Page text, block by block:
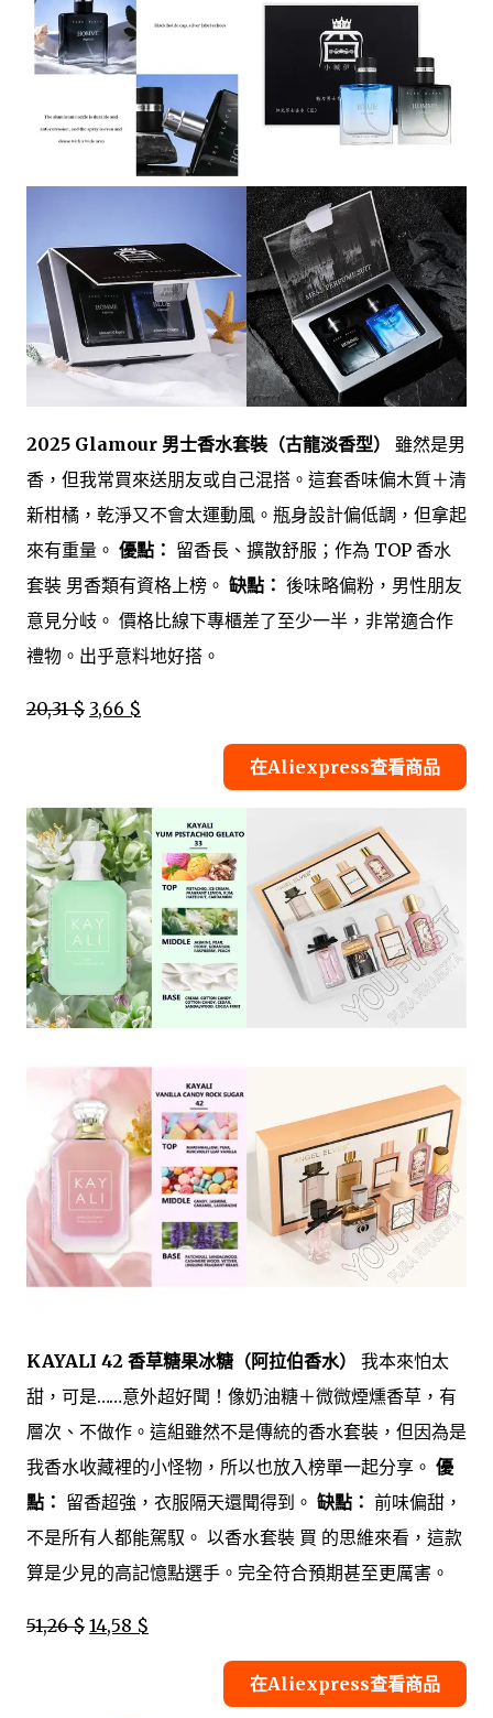
2025 Glamour 男士香水套裝（古龍淡香型）
雖然是男
香，但我常買來送朋友或自己混搭。這套香味偏木質＋清
新柑橘，乾淨又不會太運動風。瓶身設計偏低調，但拿起
來有重量。 優點： 留香長、擴散舒服；作為 TOP 香水
套裝 男香類有資格上榜。 缺點： 後味略偏粉，男性朋友
意見分岐。 價格比線下專櫃差了至少一半，非常適合作
禮物。出乎意料地好搭。
20,31 $ 3,66 $
在Aliexpress查看商品
KAYALI 42 香草糖果冰糖（阿拉伯香水）
我本來怕太
甜，可是……意外超好聞！像奶油糖＋微微煙燻香草，有
層次、不做作。這組雖然不是傳統的香水套裝，但因為是
我香水收藏裡的小怪物，所以也放入榜單一起分享。 優
點： 留香超強，衣服隔天還聞得到。 缺點： 前味偏甜，
不是所有人都能駕馭。 以香水套裝 買 的思維來看，這款
算是少見的高記憶點選手。完全符合預期甚至更厲害。
51,26 $ 14,58 $
在Aliexpress查看商品